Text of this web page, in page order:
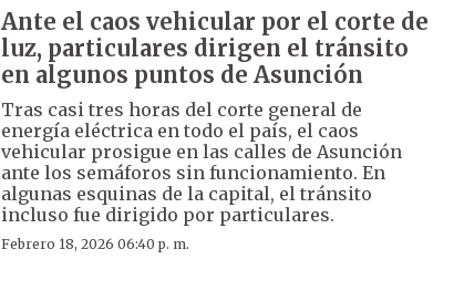
Ante el caos vehicular por el corte de
luz, particulares dirigen el tránsito
en algunos puntos de Asunción
Tras casi tres horas del corte general de
energía eléctrica en todo el país, el caos
vehicular prosigue en las calles de Asunción
ante los semáforos sin funcionamiento. En
algunas esquinas de la capital, el tránsito
incluso fue dirigido por particulares.
Febrero 18, 2026 06:40 p. m.